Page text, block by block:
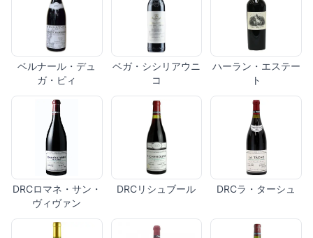
ベルナール・デュ
ガ・ピィ
ベガ・シシリアウニ
コ
ハーラン・エステー
ト
DRCロマネ・サン・
ヴィヴァン
DRCリシュブール DRCラ・ターシュ